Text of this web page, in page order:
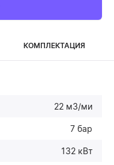
КОМПЛЕКТАЦИЯ
22 м3/ми
7 бар
132 кВт